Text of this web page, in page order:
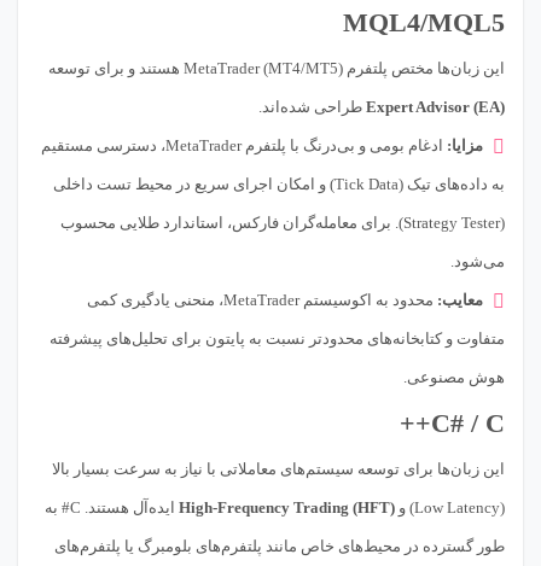
MQL4/MQL5
این زبان‌ها مختص پلتفرم MetaTrader (MT4/MT5) هستند و برای توسعه
Expert Advisor (EA) طراحی شده‌اند.
مزایا: ادغام بومی و بی‌درنگ با پلتفرم MetaTrader، دسترسی مستقیم
به داده‌های تیک (Tick Data) و امکان اجرای سریع در محیط تست داخلی
(Strategy Tester). برای معامله‌گران فارکس، استاندارد طلایی محسوب
می‌شود.
معایب: محدود به اکوسیستم MetaTrader، منحنی یادگیری کمی
متفاوت و کتابخانه‌های محدودتر نسبت به پایتون برای تحلیل‌های پیشرفته
هوش مصنوعی.
C# / C++
این زبان‌ها برای توسعه سیستم‌های معاملاتی با نیاز به سرعت بسیار بالا
(Low Latency) و High-Frequency Trading (HFT) ایده‌آل هستند. C# به
طور گسترده در محیط‌های خاص مانند پلتفرم‌های بلومبرگ یا پلتفرم‌های